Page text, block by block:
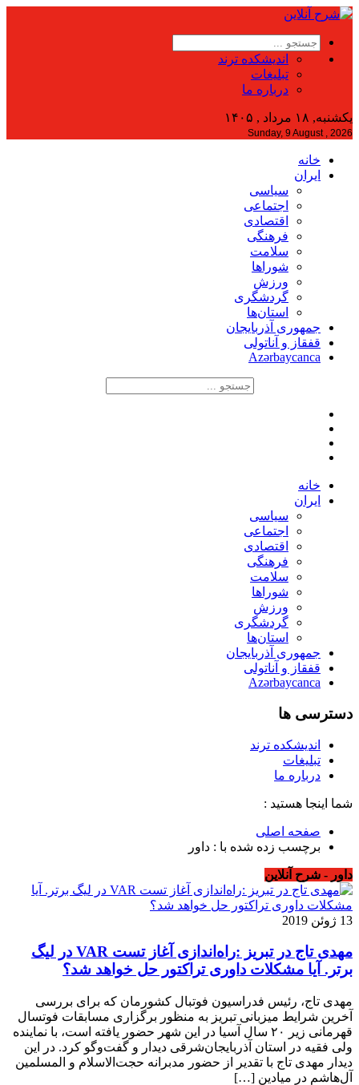
اندیشکده ترند
تبلیغات
درباره ما
یکشنبه, ۱۸ مرداد , ۱۴۰۵
Sunday, 9 August , 2026
خانه
ایران
سیاسی
اجتماعی
اقتصادی
فرهنگی
سلامت
شوراها
ورزش
گردشگری
استان‌ها
جمهوری آذربایجان
قفقاز و آناتولی
Azərbaycanca
خانه
ایران
سیاسی
اجتماعی
اقتصادی
فرهنگی
سلامت
شوراها
ورزش
گردشگری
استان‌ها
جمهوری آذربایجان
قفقاز و آناتولی
Azərbaycanca
دسترسی ها
اندیشکده ترند
تبلیغات
درباره ما
شما اینجا هستید :
صفحه اصلی
برچسب زده شده با : داور
داور - شرح آنلاین
13 ژوئن 2019
مهدی تاج در تبریز :راه‌اندازی آغاز تست VAR در لیگ
برتر. آیا مشکلات داوری تراکتور حل خواهد شد؟
مهدی تاج، رئیس فدراسیون فوتبال کشورمان که برای بررسی
آخرین شرایط میزبانی تبریز به منظور برگزاری مسابقات فوتسال
قهرمانی زیر ۲۰ سال آسیا در این شهر حضور یافته است، با نماینده
ولی فقیه در استان آذربایجان‌شرقی دیدار و گفت‌وگو کرد. در این
دیدار مهدی تاج با تقدیر از حضور مدبرانه حجت‌الاسلام و المسلمین
آل‌هاشم در میادین […]